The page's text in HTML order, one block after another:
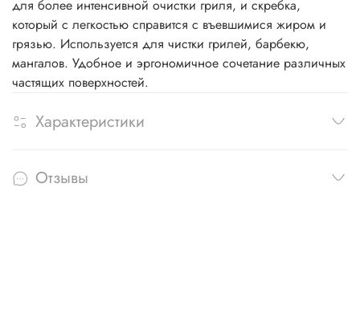
для более интенсивной очистки гриля, и скребка,
который с легкостью справится с въевшимися жиром и
грязью. Используется для чистки грилей, барбекю,
мангалов. Удобное и эргономичное сочетание различных
частящих поверхностей.
Характеристики
Отзывы